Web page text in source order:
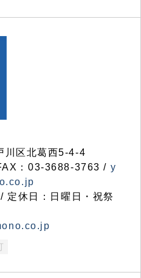
区北葛西5-4-4
：03-3688-3763 / y
休日：日曜日・祝祭